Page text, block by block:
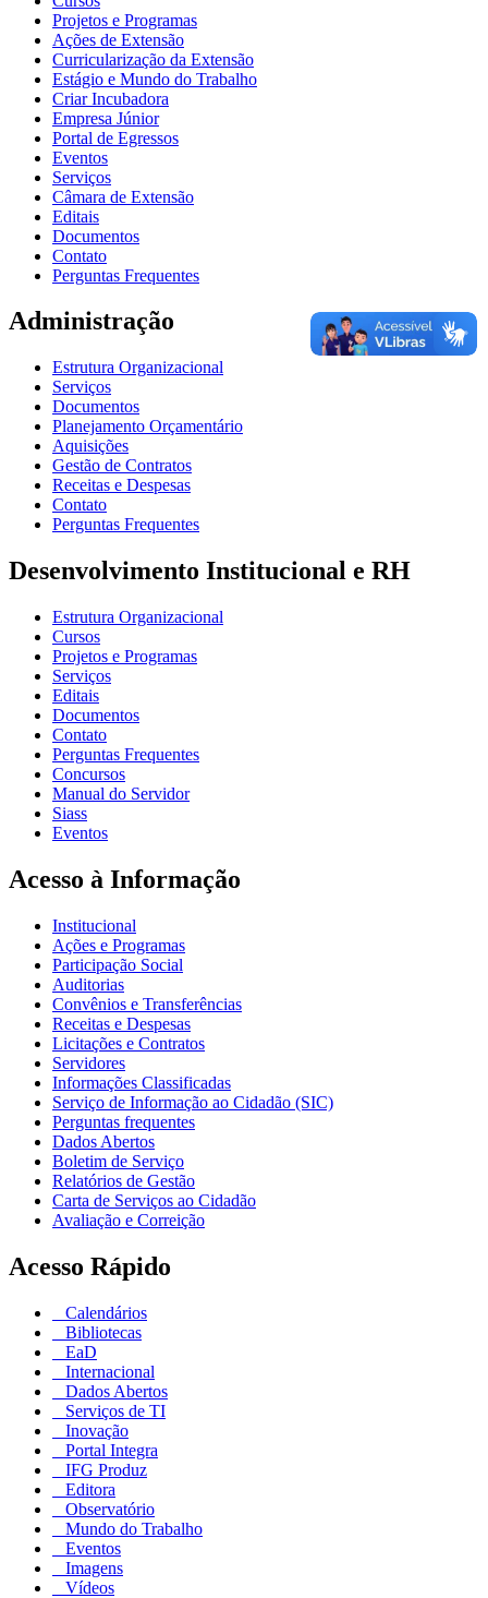
Projetos e Programas
Ações de Extensão
Curricularização da Extensão
Estágio e Mundo do Trabalho
Criar Incubadora
Empresa Júnior
Portal de Egressos
Eventos
Serviços
Câmara de Extensão
Editais
Documentos
Contato
Perguntas Frequentes
Administração
Estrutura Organizacional
Serviços
Documentos
Planejamento Orçamentário
Aquisições
Gestão de Contratos
Receitas e Despesas
Contato
Perguntas Frequentes
Desenvolvimento Institucional e RH
Estrutura Organizacional
Cursos
Projetos e Programas
Serviços
Editais
Documentos
Contato
Perguntas Frequentes
Concursos
Manual do Servidor
Siass
Eventos
Acesso à Informação
Institucional
Ações e Programas
Participação Social
Auditorias
Convênios e Transferências
Receitas e Despesas
Licitações e Contratos
Servidores
Informações Classificadas
Serviço de Informação ao Cidadão (SIC)
Perguntas frequentes
Dados Abertos
Boletim de Serviço
Relatórios de Gestão
Carta de Serviços ao Cidadão
Avaliação e Correição
Acesso Rápido
Calendários
Bibliotecas
EaD
Internacional
Dados Abertos
Serviços de TI
Inovação
Portal Integra
IFG Produz
Editora
Observatório
Mundo do Trabalho
Eventos
Imagens
Vídeos